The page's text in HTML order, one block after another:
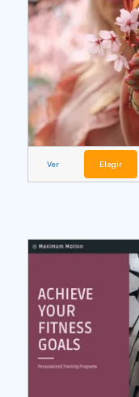
Ver Elegir